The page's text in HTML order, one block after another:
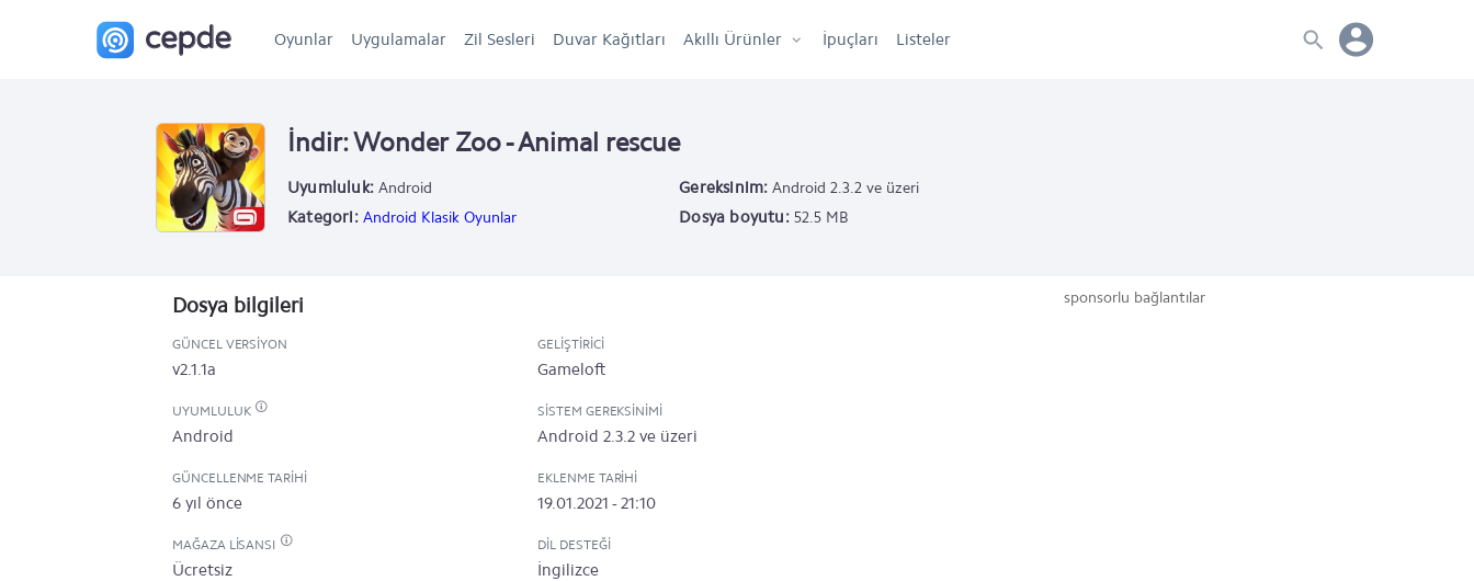
Oyunlar Uygulamalar Zil Sesleri Duvar Kağıtları Akıllı Ürünler İpuçları Listeler
İndir: Wonder Zoo - Animal rescue
Uyumluluk: Android Gereksinim: Android 2.3.2 ve üzeri
Kategori: Android Klasik Oyunlar Dosya boyutu:52.5 MB
sponsorlu bağlantılar
Dosya bilgileri
GÜNCEL VERSIYON
v2.1.1a
GELIŞTIRICI
Gameloft
UYUMLULUK
Android
SISTEM GEREKSINIMI
Android 2.3.2 ve üzeri
GÜNCELLENME TARIHI
6 yıl önce
EKLENME TARIHI
19.01.2021 - 21:10
MAĞAZA LISANSI
Ücretsiz
DIL DESTEĞI
İngilizce